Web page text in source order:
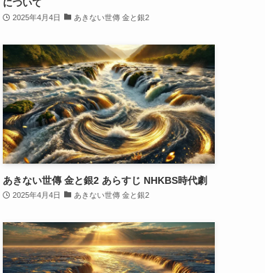
について
2025年4月4日 あきない世傳 金と銀2
あきない世傳 金と銀2 あらすじ NHKBS時代劇
2025年4月4日 あきない世傳 金と銀2